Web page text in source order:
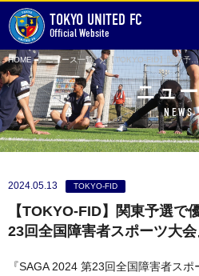
TOKYO UNITED FC
Official Website
HOME ニュース一覧 【TOKYO-FID】関東予選で優勝、『SAGA 2024 第23回全国障害者スポーツ大会』本戦出場決定
ニュ
NEWS
2024.05.13 TOKYO-FID
【TOKYO-FID】関東予選で
23回全国障害者スポーツ大
『SAGA 2024 第23回全国障害者ス